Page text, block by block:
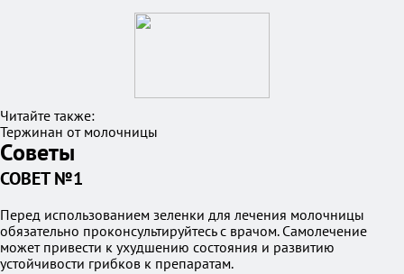
Читайте также:
Тержинан от молочницы
Советы
СОВЕТ №1
Перед использованием зеленки для лечения молочницы
обязательно проконсультируйтесь с врачом. Самолечение
может привести к ухудшению состояния и развитию
устойчивости грибков к препаратам.